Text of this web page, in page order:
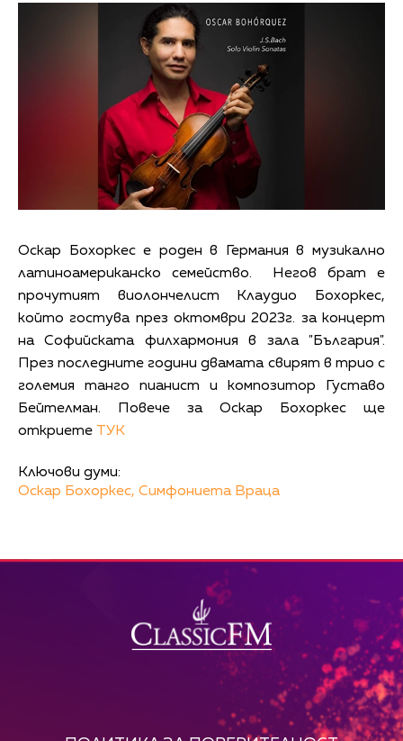
Оскар Бохоркес е роден в Германия в музикално
латиноамериканско семейство. Негов брат е
прочутият виолончелист Клаудио Бохоркес,
който гостува през октомври 2023г. за концерт
на Софийската филхармония в зала "България".
През последните години двамата свирят в трио с
големия танго пианист и композитор Густаво
Бейтелман. Повече за Оскар Бохоркес ще
откриете ТУК
Ключови думи:
Оскар Бохоркес, Симфониета Враца